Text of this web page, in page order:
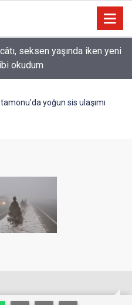
seksen yaşında iken yeni
okudum
yoğun sis ulaşımı